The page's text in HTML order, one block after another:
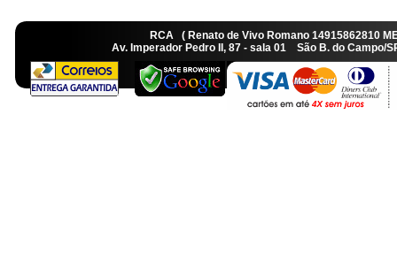
RCA ( Renato de Vivo Romano
Av. Imperador Pedro II, 87 - sala 01 São B. do